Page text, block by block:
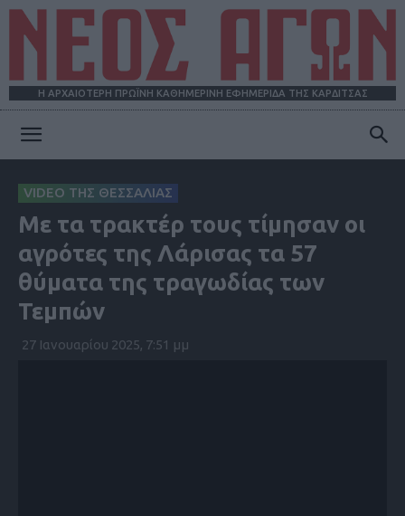
Η ΑΡΧΑΙΟΤΕΡΗ ΠΡΩΪΝΗ ΚΑΘΗΜΕΡΙΝΗ ΕΦΗΜΕΡΙΔΑ ΤΗΣ ΚΑΡΔΙΤΣΑΣ
ΑΓΩΝ
VIDEO ΤΗΣ ΘΕΣΣΑΛΙΑΣ
Με τα τρακτέρ τους τίμησαν οι
αγρότες της Λάρισας τα 57
θύματα της τραγωδίας των
Τεμπών
27 Ιανουαρίου 2025, 7:51 μμ